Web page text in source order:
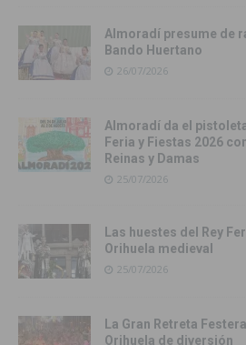
Almoradí presume de
Bando Huertano
26/07/2026
Almoradí da el
Feria y Fiestas 2026
Reinas y Damas
25/07/2026
Las huestes del Rey
Orihuela medieval
25/07/2026
La Gran Retreta
Orihuela de diversión